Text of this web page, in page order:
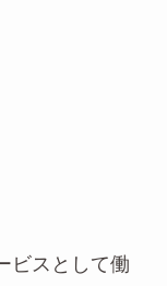
ビスとして働